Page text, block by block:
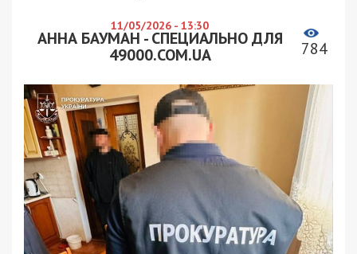
11/05/2026 - 13:30
АННА БАУМАН - СПЕЦИАЛЬНО ДЛЯ
49000.COM.UA
784